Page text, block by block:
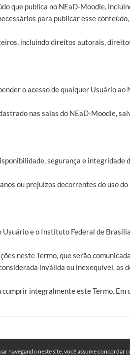
navegando neste site, você assume concordar
que publica no NEaD-Moodle,
para publicar esse
incluindo direitos autorais,
o acesso de qualquer Usuário
nas salas do NEaD-Moodle,
segurança e
ou prejuízos decorrentes do uso
e o Instituto Federal de
neste Termo, que serão
inválida ou inexequível,
integralmente este Termo. Em